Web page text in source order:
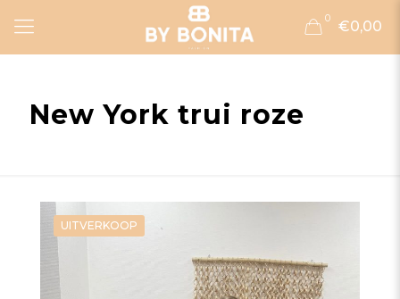
0 €0,00
New York trui roze
UITVERKOOP